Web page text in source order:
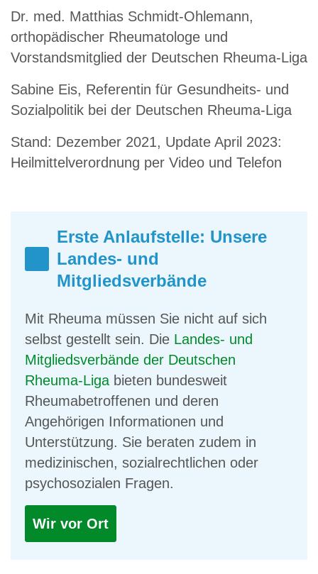
Dr. med. Matthias Schmidt-Ohlemann,
orthopädischer Rheumatologe und
Vorstandsmitglied der Deutschen Rheuma-Liga
Sabine Eis, Referentin für Gesundheits- und
Sozialpolitik bei der Deutschen Rheuma-Liga
Stand: Dezember 2021, Update April 2023:
Heilmittelverordnung per Video und Telefon
Erste Anlaufstelle: Unsere
Landes- und
Mitgliedsverbände
Mit Rheuma müssen Sie nicht auf sich
selbst gestellt sein. Die Landes- und
Mitgliedsverbände der Deutschen
Rheuma-Ligabieten bundesweit
Rheumabetroffenen und deren
Angehörigen Informationen und
Unterstützung. Sie beraten zudem in
medizinischen, sozialrechtlichen oder
psychosozialen Fragen.
Wir vor Ort